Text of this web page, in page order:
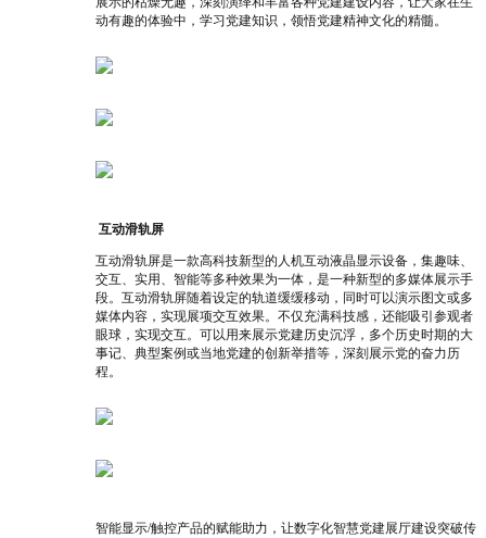
动有趣的体验中，学习党建知识，领悟党建精神文化的精髓。
互动滑轨屏
互动滑轨屏是一款高科技新型的人机互动液晶显示设备，集趣味、
交互、实用、智能等多种效果为一体，是一种新型的多媒体展示手
段。互动滑轨屏随着设定的轨道缓缓移动，同时可以演示图文或多
媒体内容，实现展项交互效果。不仅充满科技感，还能吸引参观者
眼球，实现交互。可以用来展示党建历史沉浮，多个历史时期的大
事记、典型案例或当地党建的创新举措等，深刻展示党的奋力历
程。
智能显示/触控产品的赋能助力，让数字化智慧党建展厅建设突破传